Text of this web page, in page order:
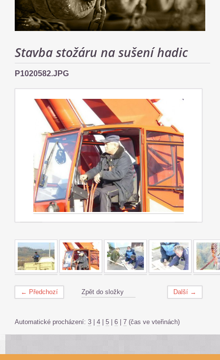
Stavba stožáru na sušení hadic
P1020582.JPG
← Předchozí Další →
Zpět do složky
Automatické procházení: 3 | 4 | 5 | 6 | 7 (čas ve vteřinách)